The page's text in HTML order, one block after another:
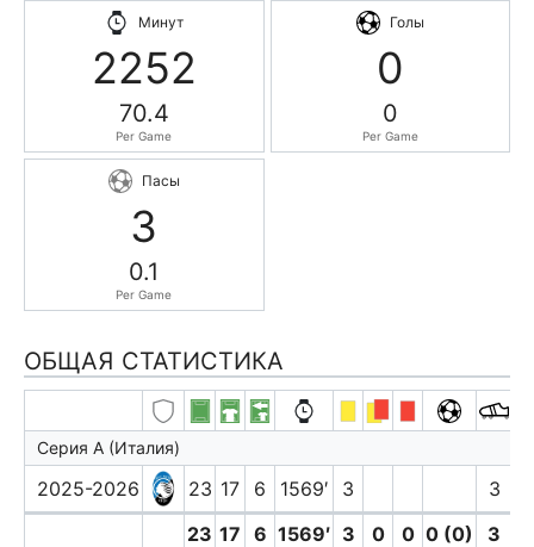
Минут
2252
70.4
Per Game
Голы
0
0
Per Game
Пасы
3
0.1
Per Game
ОБЩАЯ СТАТИСТИКА
Серия А (Италия)
2025-2026 23 17 6 1569′ 3
3
23 17 6 1569′ 3 0 0 0 (0) 3